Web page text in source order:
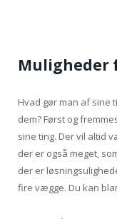
Muligheder
Hvad gør man af sine
dem? Først og
sine ting. Der vil altid
der er også meget,
der er
fire vægge. Du kan